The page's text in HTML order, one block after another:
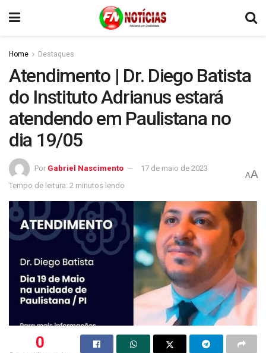
Home Destaques
Atendimento | Dr. Diego Batista
do Instituto Adrianus estará
atendendo em Paulistana no
dia 19/05
Por Gabriel Nascimento
17 de maio de 2023
Tempo de leitura: 2 minutos lendo
AA
0